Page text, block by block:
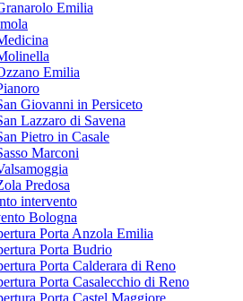
Emilia
Emilia
Giovanni in Persiceto
Lazzaro di Savena
Pietro in Casale
Marconi
Predosa
intervento
Bologna
Porta Anzola Emilia
Porta Budrio
Porta Calderara di Reno
Porta Casalecchio di Reno